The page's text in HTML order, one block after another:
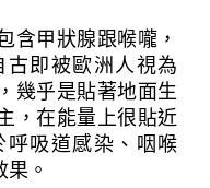
含甲狀腺跟喉嚨，
即被歐洲人視為
幾乎是貼著地面生
，在能量上很貼近
呼吸道感染、咽喉
。